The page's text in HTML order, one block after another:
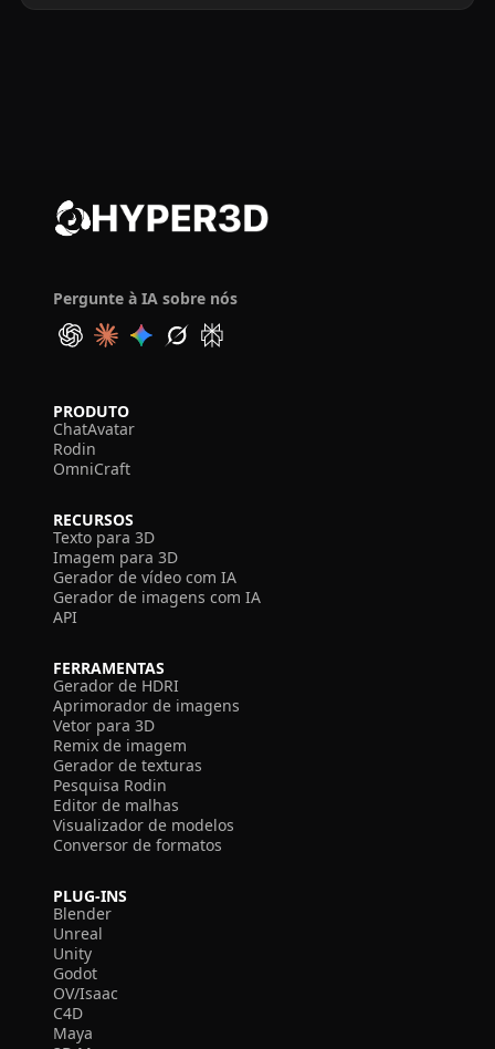
Pergunte à IA sobre nós
PRODUTO
ChatAvatar
Rodin
OmniCraft
RECURSOS
Texto para 3D
Imagem para 3D
Gerador de vídeo com IA
Gerador de imagens com IA
API
FERRAMENTAS
Gerador de HDRI
Aprimorador de imagens
Vetor para 3D
Remix de imagem
Gerador de texturas
Pesquisa Rodin
Editor de malhas
Visualizador de modelos
Conversor de formatos
PLUG-INS
Blender
Unreal
Unity
Godot
OV/Isaac
C4D
Maya